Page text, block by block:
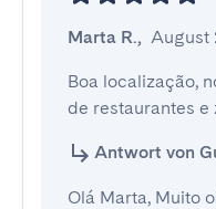
Marta R., August
Boa localização,
de restaurantes e
Antwort von
Olá Marta, Muito